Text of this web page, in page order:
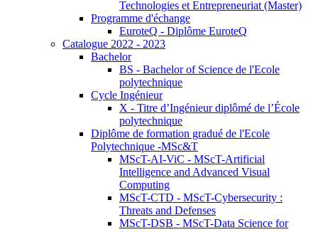
Technologies et Entrepreneuriat (Master)
Programme d'échange
EuroteQ - Diplôme EuroteQ
Catalogue 2022 - 2023
Bachelor
BS - Bachelor of Science de l'Ecole
polytechnique
Cycle Ingénieur
X - Titre d’Ingénieur diplômé de l’École
polytechnique
Diplôme de formation gradué de l'Ecole
Polytechnique -MSc&T
MScT-AI-ViC - MScT-Artificial
Intelligence and Advanced Visual
Computing
MScT-CTD - MScT-Cybersecurity :
Threats and Defenses
MScT-DSB - MScT-Data Science for